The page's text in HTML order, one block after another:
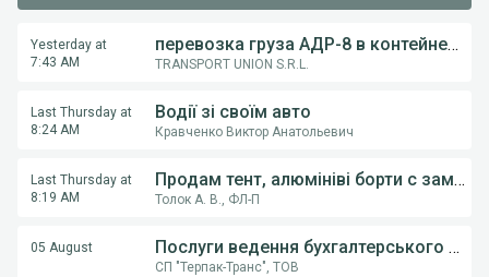
Yesterday at
7:43 AM
перевозка груза АДР-8 в контейнерах из Румынии в Украину
TRANSPORT UNION S.R.L.
Last Thursday at
8:24 AM
Водії зі своїм авто
Кравченко Виктор Анатольевич
Last Thursday at
8:19 AM
Продам тент, алюмініві борти с замками, на напівпричіпи KOGEL, Krona.
Толок А. В., ФЛ-П
05 August Послуги ведення бухгалтерського обліку ФОП,ТОВ
СП "Терпак-Транс", ТОВ